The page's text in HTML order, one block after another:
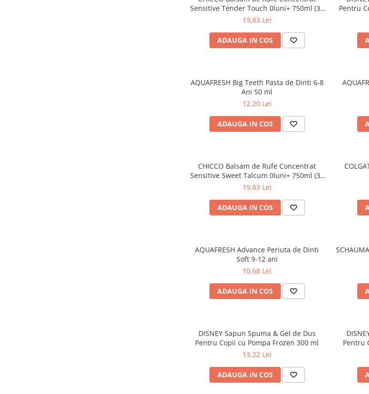
Sensitive Tender Touch 0luni+ 750ml (30
spalari)
19,83 Lei
ADAUGA IN COS
Pentru
AQUAFRESH Big Teeth Pasta de Dinti 6-8
Ani 50 ml
12,20 Lei
ADAUGA IN COS
CHICCO Balsam de Rufe Concentrat
Sensitive Sweet Talcum 0luni+ 750ml (30
spalari)
19,83 Lei
ADAUGA IN COS
AQUAFRESH Advance Periuta de Dinti
Soft 9-12 ani
10,68 Lei
ADAUGA IN COS
DISNEY Sapun Spuma & Gel de Dus
Pentru Copii cu Pompa Frozen 300 ml
13,22 Lei
ADAUGA IN COS
Pentru